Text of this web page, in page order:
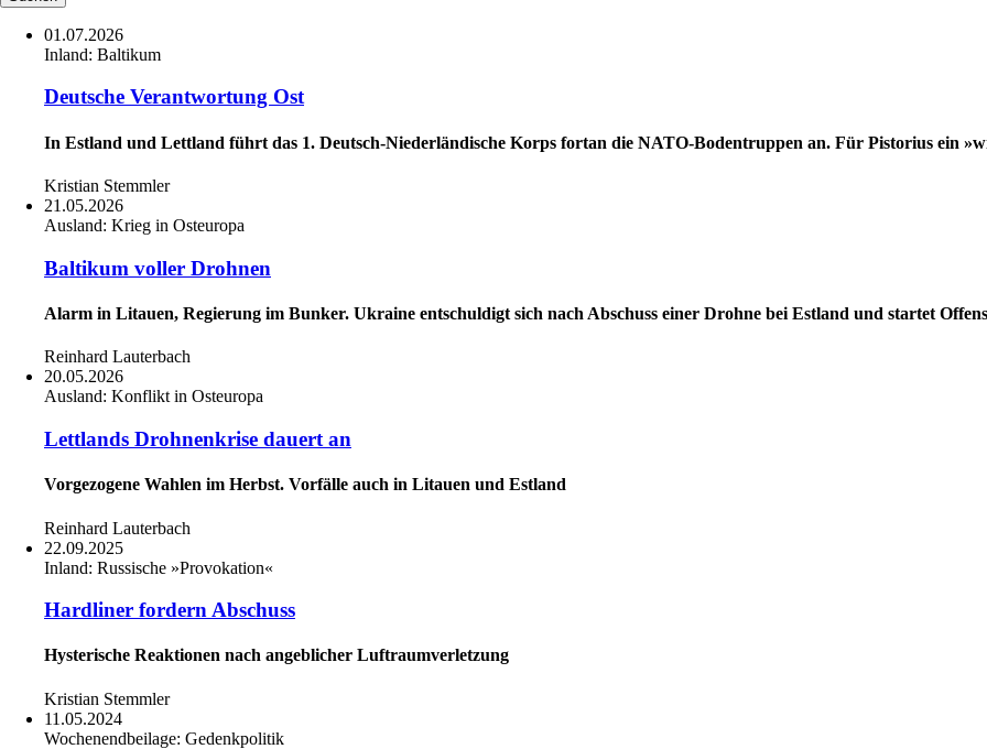
01.07.2026
Inland: Baltikum
Deutsche Verantwortung Ost
In Estland und Lettland führt das 1. Deutsch-Niederländische Korps fortan die ­NATO-Bodentruppen an. Für Pistorius ein
Kristian Stemmler
21.05.2026
Ausland: Krieg in Osteuropa
Baltikum voller Drohnen
Alarm in Litauen, Regierung im Bunker. Ukraine entschuldigt sich nach Abschuss einer Drohne bei Estland und startet
Reinhard Lauterbach
20.05.2026
Ausland: Konflikt in Osteuropa
Lettlands Drohnenkrise dauert an
Vorgezogene Wahlen im Herbst. Vorfälle auch in Litauen und Estland
Reinhard Lauterbach
22.09.2025
Inland: Russische »Provokation«
Hardliner fordern Abschuss
Hysterische Reaktionen nach angeblicher Luftraumverletzung
Kristian Stemmler
11.05.2024
Wochenendbeilage: Gedenkpolitik